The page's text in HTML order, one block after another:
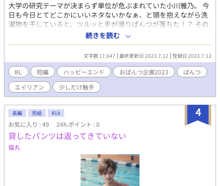
大学の研究テーマが決まらず単位が危ぶまれていた小川雅乃。 今
日も今日とてどこかにいいネタないかなぁ、と頭を抱えながら洗
濯物を干していると、ツルッと手が滑りぱんつが落ちた！？ その
ぱんつを拾ってくれたイケメンは、自分をエイリアンだと名乗っ
て…… エイリアン×なんちゃって理系のぱんつ連呼なお話です。
※こちらは深山恐竜様と天木あんこ様主催の『おぱんつ企画2023
年』参加作品になります。 ※他サイト様にも投稿しております。
※最終話まで予約済み、随時公開中です。 本日22時に最終話が更
新されます。
続きを読む
文字数 17,647 最終更新日 2023.7.12 登録日 2023.7.12
BL 短編 ハッピーエンド おぱんつ企画2023
ぱんつ
エイリアン
少しだけ触手
4
長編 完結 R18
お気に入り : 49 24h.ポイント : 0
貸したパンツは返ってきていない
猫丸